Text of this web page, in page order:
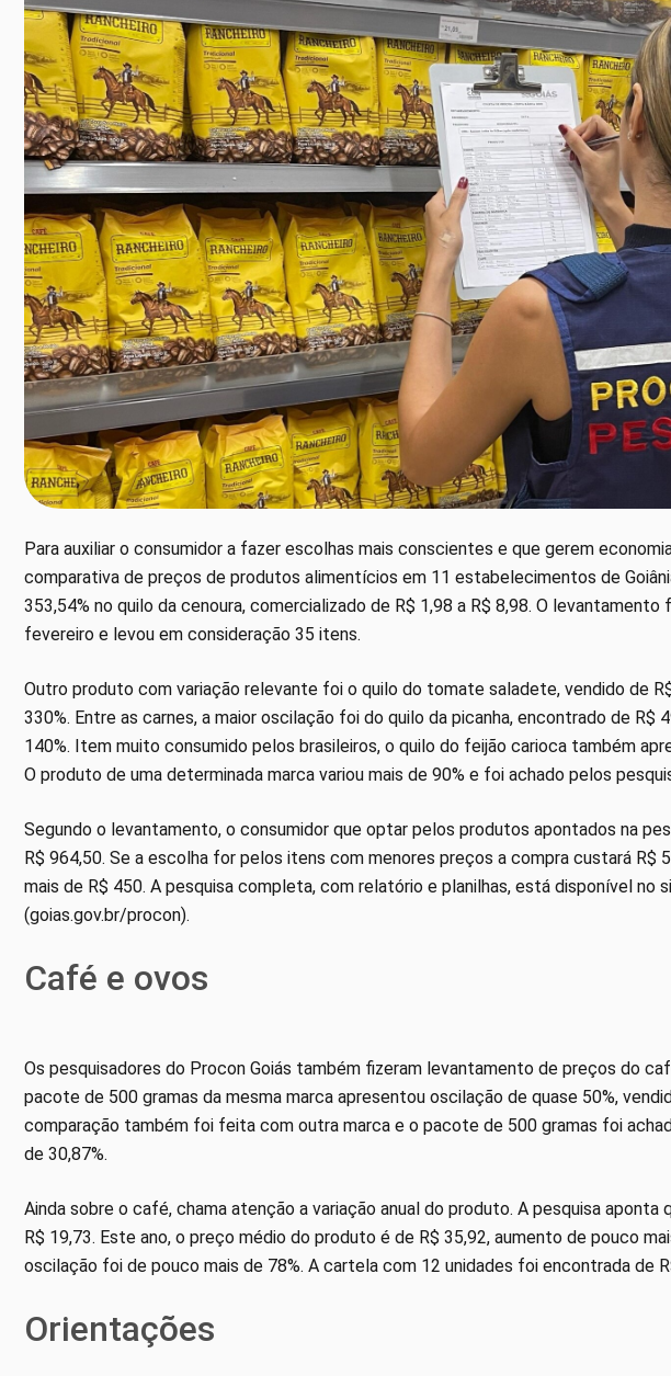
Para auxiliar o consumidor a fazer escolhas mais conscientes e que gerem
comparativa de preços de produtos alimentícios em 11 estabelecimentos de
353,54% no quilo da cenoura, comercializado de R$ 1,98 a R$ 8,98. O
fevereiro e levou em consideração 35 itens.
Outro produto com variação relevante foi o quilo do tomate saladete, vendido de
330%. Entre as carnes, a maior oscilação foi do quilo da picanha, encontrado de R$
140%. Item muito consumido pelos brasileiros, o quilo do feijão carioca também
O produto de uma determinada marca variou mais de 90% e foi achado pelos
Segundo o levantamento, o consumidor que optar pelos produtos apontados na
R$ 964,50. Se a escolha for pelos itens com menores preços a compra custará R$
mais de R$ 450. A pesquisa completa, com relatório e planilhas, está disponível no
(goias.gov.br/procon).
Café e ovos
Os pesquisadores do Procon Goiás também fizeram levantamento de preços do
pacote de 500 gramas da mesma marca apresentou oscilação de quase 50%,
comparação também foi feita com outra marca e o pacote de 500 gramas foi
de 30,87%.
Ainda sobre o café, chama atenção a variação anual do produto. A pesquisa aponta
R$ 19,73. Este ano, o preço médio do produto é de R$ 35,92, aumento de pouco
oscilação foi de pouco mais de 78%. A cartela com 12 unidades foi encontrada de
Orientações